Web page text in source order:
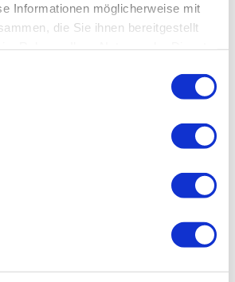
Informationen möglicherweise mit
die Sie ihnen bereitgestellt